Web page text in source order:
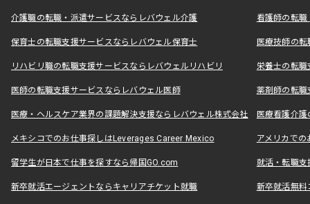
介護職の転職・派遣サービスならレバウェル介護 看護師の転
保育士の転職支援サービスならレバウェル保育士 医療技師の
リハビリ職の転職支援サービスならレバウェルリハビリ 栄養士の転
医師の転職支援サービスならレバウェル医師 薬剤師の転
医療・ヘルスケア業界の課題解決支援ならレバウェル株式会社 医療看護介
メキシコでのお仕事探しはLeverages Career Mexico アメリカで
留学生が日本で仕事を探すなら帰国GO.com 就活・転職
新卒就活エージェントならキャリアチケット就職 新卒就活無料